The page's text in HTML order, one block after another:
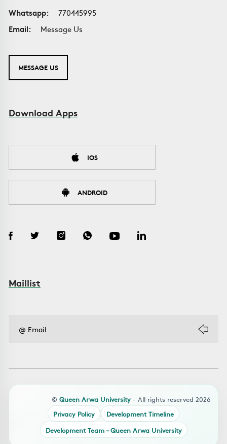
Whatsapp:
770445995
Email:
Message Us
MESSAGE US
Download Apps
IOS
ANDROID
Maillist
© Queen Arwa University - All rights reserved 2026
Privacy Policy
Development Timeline
Development Team – Queen Arwa University